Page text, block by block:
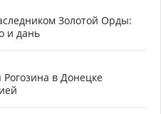
Золотой Орды:
и дань
в Донецке